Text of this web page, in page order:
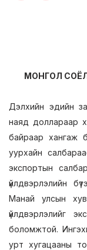
МОНГОЛ
Дэлхийн эдийн
наяд доллараар
байраар хангаж
уурхайн
экспортын
үйлдвэрлэлийн
Манай улсын
үйлдвэрлэлийг
боломжтой.
урт хугацааны